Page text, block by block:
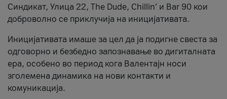
Синдикат, Улица 22, The Dude, Chillin’ и Bar 90 кои
доброволно се приклучија на иницијативата.
Иницијативата имаше за цел да ја подигне свеста за
одговорно и безбедно запознавање во дигиталната
ера, особено во период кога Валентајн носи
зголемена динамика на нови контакти и
комуникација.